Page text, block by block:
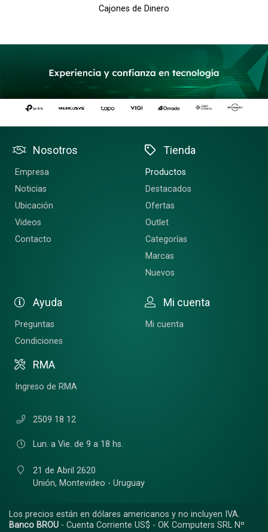
Cajones de Dinero
Nosotros
Empresa
Noticias
Ubicación
Videos
Contacto
Tienda
Productos
Destacados
Ofertas
Outlet
Categorías
Marcas
Nuevos
Ayuda
Preguntas
Condiciones
RMA
Ingreso de RMA
Mi cuenta
Mi cuenta
2509 18 12
Lun. a Vie. de 9 a 18 hs.
21 de Abril 2620
Unión, Montevideo - Uruguay
Los precios están en dólares americanos y no incluyen IVA.
Banco BROU - Cuenta Corriente US$ - OK Computers SRL Nº